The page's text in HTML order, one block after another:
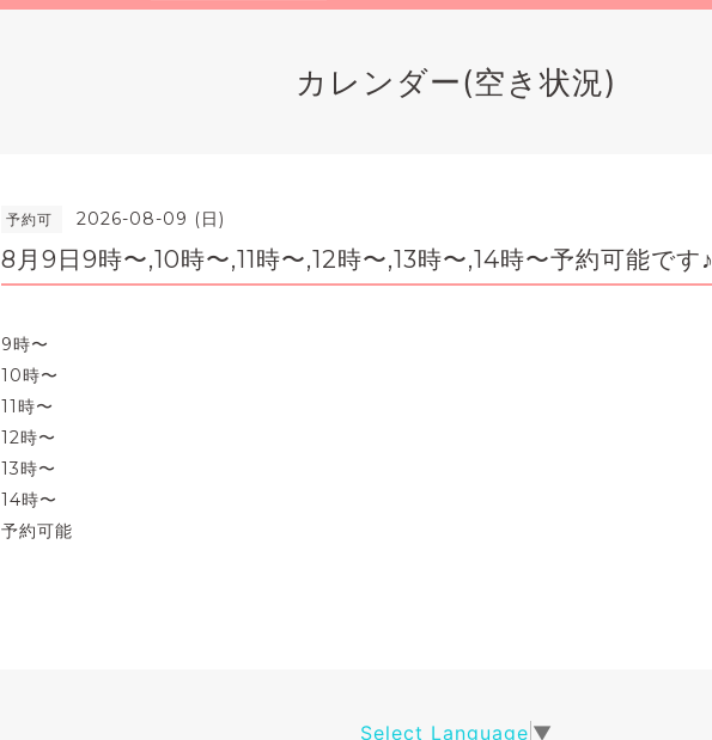
カレンダー(空き状況)
予約可 2026-08-09 (日)
8月9日9時〜,10時〜,11時〜,12時〜,13時〜,14時〜予約可能です♪
9時〜
10時〜
11時〜
12時〜
13時〜
14時〜
予約可能
Select Language ▼